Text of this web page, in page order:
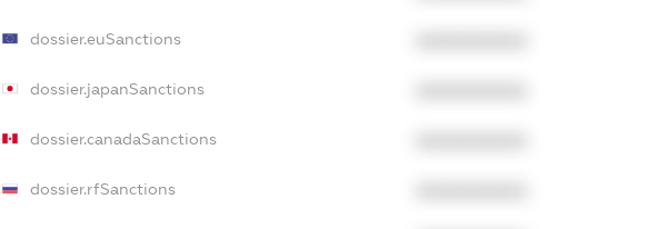
dossier.euSanctions
dossier.japanSanctions
dossier.canadaSanctions
dossier.rfSanctions